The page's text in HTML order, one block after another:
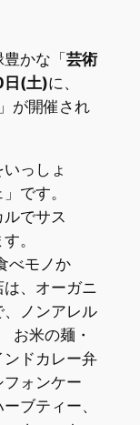
かな「 芸術
(土)に、
」が開催され
っしょ
です。
でサス
。
べモノか
、オーガニ
、ノンアレル
お米の麺・
ンドカレー弁
ォンケー
ブティー、